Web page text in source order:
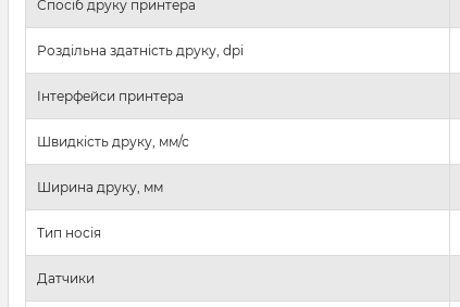
Спосіб друку принтера
Роздільна здатність друку, dpi
Інтерфейси принтера
Швидкість друку, мм/с
Ширина друку, мм
Тип носія
Датчики